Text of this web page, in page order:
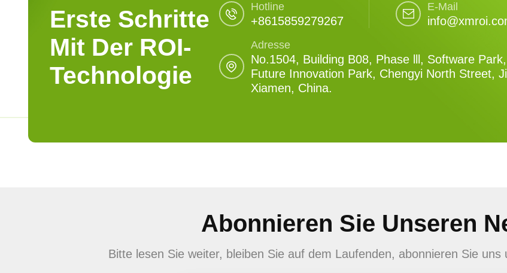
Erste Schritte
Mit Der ROI-
Technologie
Hotline
+8615859279267
E-Mail
Adresse
No.1504, Building B08, Phase lll, Software
Future Innovation Park, Chengyi North Street,
Xiamen, China.
Abonnieren Sie Unseren
Bitte lesen Sie weiter, bleiben Sie auf dem Laufenden, abonnieren Sie